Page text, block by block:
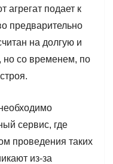
агрегат подает к
предварительно
на долгую и
но со временем, по
сервис, где
проведения таких
из-за